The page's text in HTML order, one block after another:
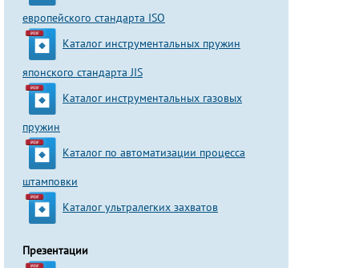
европейского стандарта ISO
Каталог инструментальных пружин
японского стандарта JIS
Каталог инструментальных газовых
пружин
Каталог по автоматизации процесса
штамповки
Каталог ультралегких захватов
Презентации